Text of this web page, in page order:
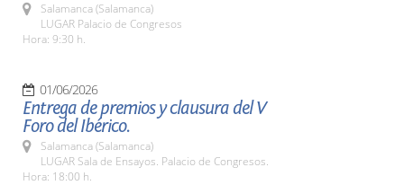
Salamanca (Salamanca)
LUGAR Palacio de Congresos
Hora: 9:30 h.
01/06/2026
Entrega de premios y clausura del V
Foro del Ibérico.
Salamanca (Salamanca)
LUGAR Sala de Ensayos. Palacio de Congresos.
Hora: 18:00 h.